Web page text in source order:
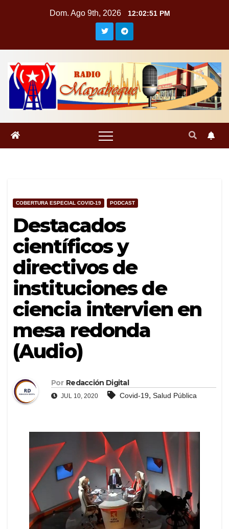
Dom. Ago 9th, 2026 12:02:52 PM
COBERTURA ESPECIAL COVID-19 PODCAST
Destacados
científicos y
directivos de
instituciones de
ciencia intervien en
mesa redonda
(Audio)
Por Redacción Digital
JUL 10, 2020 Covid-19, Salud Pública